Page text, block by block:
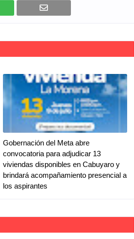
Gobernación del Meta abre
convocatoria para adjudicar 13
viviendas disponibles en Cabuyaro y
brindará acompañamiento presencial a
los aspirantes